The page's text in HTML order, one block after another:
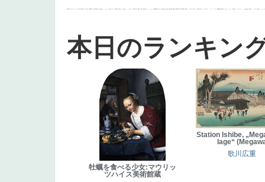
画質 ヴィーナス 剣 哀愁 白人少女 食事中 山本芳翠 麦 女神 ローマ教皇 奥行き 火起こし 東方の三博士 雪 114514 受胎告知 天から覗き込む顔 設計図 挿絵 群衆 親子 裸婦 可愛い 美人 ＃名画で学ぶ「たるみ」 躍動感 黄色 畦道 レンブラント・ 暖かい バブみ 靴下
本日のランキン
牡蠣を食べる少女:マウリッ
ツハイス美術館蔵
Station Ishibe,
lage“
歌川広重